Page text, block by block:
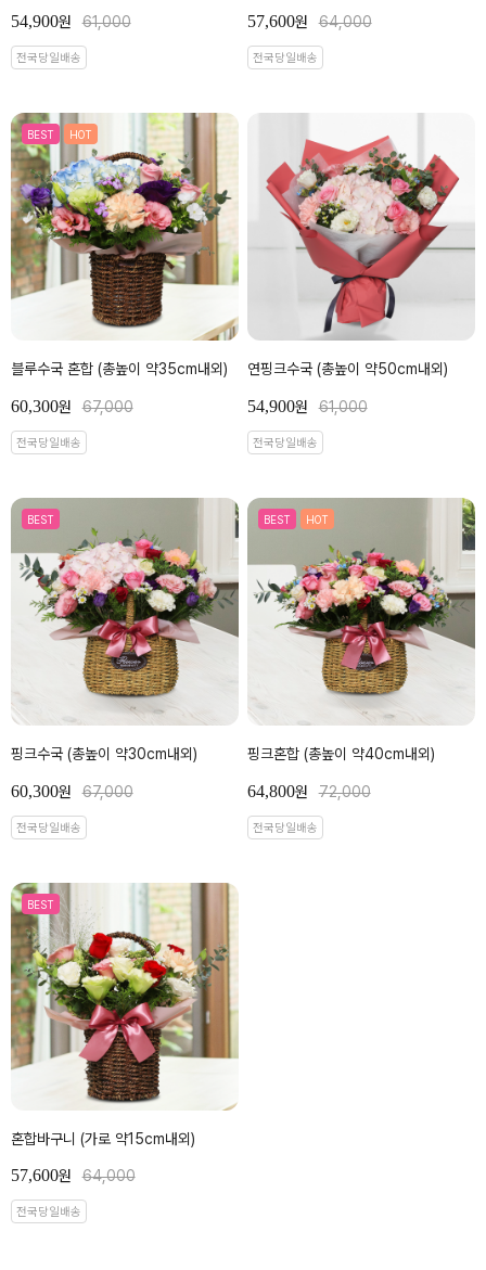
54,900원 61,000
전국당일배송
57,600원 64,000
전국당일배송
BEST HOT
블루수국 혼합 (총높이 약35cm내외)
60,300원 67,000
전국당일배송
연핑크수국 (총높이 약50cm내외)
54,900원 61,000
전국당일배송
BEST
핑크수국 (총높이 약30cm내외)
60,300원 67,000
전국당일배송
BEST HOT
핑크혼합 (총높이 약40cm내외)
64,800원 72,000
전국당일배송
BEST
혼합바구니 (가로 약15cm내외)
57,600원 64,000
전국당일배송